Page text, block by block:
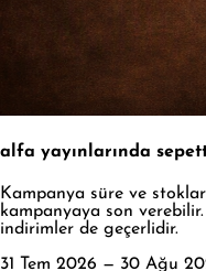
alfa yayınlarında
Kampanya süre ve
kampanyaya son
indirimler de geçerlidir.
31 Tem 2026 — 30 Ağu